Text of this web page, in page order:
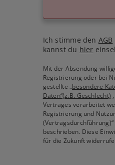
Ich stimme den AGB
kannst du hier
Mit der Absendung
Registrierung oder bei
gestellte„besondere
Daten“(z.B. Geschlecht)
Vertrages verarbeitet
Registrierung und
beschrieben. Diese
für die Zukunft